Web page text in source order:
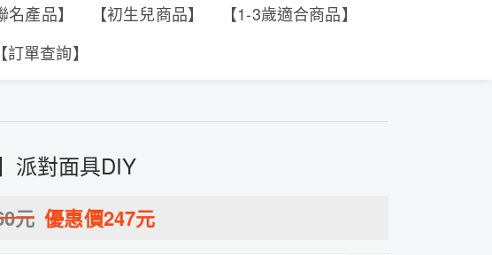
產品】 【初生兒商品】
【1-3歲適合商品】
【訂單查詢】
派對面具DIY
元 優惠價247元